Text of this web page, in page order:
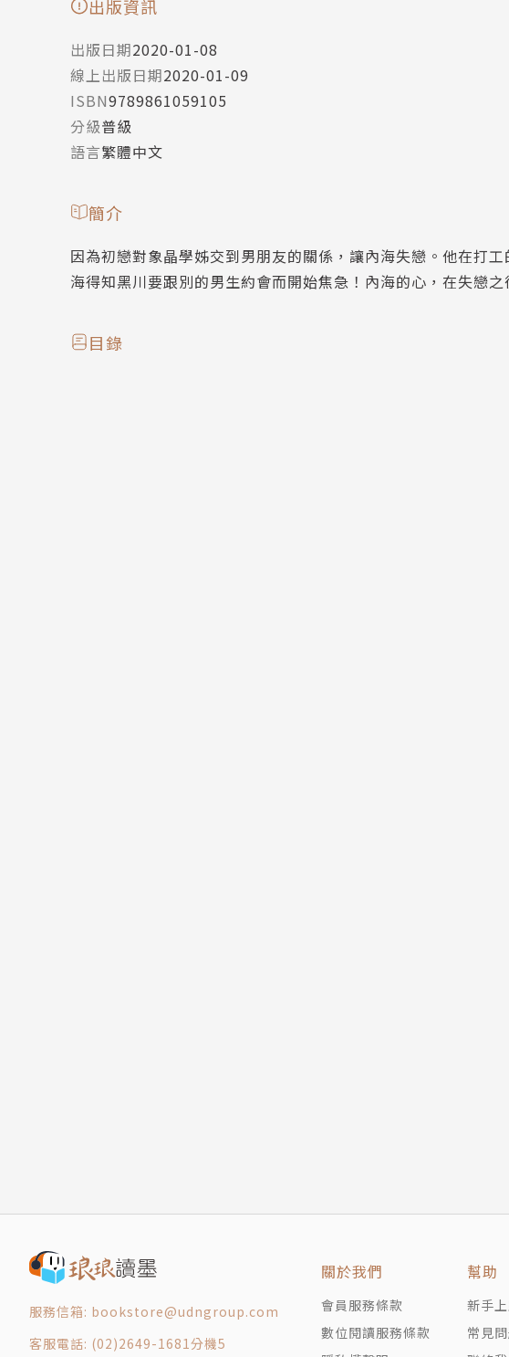
出版資訊
出版日期2020-01-08
線上出版日期2020-01-09
ISBN9789861059105
分級普級
語言繁體中文
簡介
因為初戀對象晶學姊交到男朋友的關係，讓內海失戀。他在打
海得知黑川要跟別的男生約會而開始焦急！內海的心，在失戀
目錄
服務信箱: bookstore@udngroup.com
客服電話: (02)2649-1681分機5
關於我們
會員服務條款
數位閱讀服務條款
幫助
新手
常見